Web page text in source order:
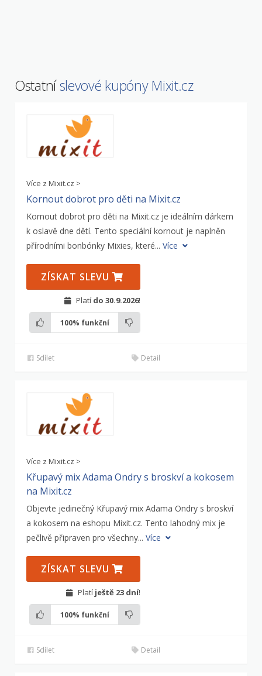
Ostatníslevové kupóny Mixit.cz
Více z Mixit.cz >
Kornout dobrot pro děti na Mixit.cz
Kornout dobrot pro děti na Mixit.cz je ideálním dárkem
k oslavě dne dětí. Tento speciální kornout je naplněn
přírodními bonbónky Mixies, které... Více
ZÍSKAT SLEVU
Platí do 30.9.2026!
100% funkční
Sdílet Detail
Více z Mixit.cz >
Křupavý mix Adama Ondry s broskví a kokosem
na Mixit.cz
Objevte jedinečný Křupavý mix Adama Ondry s broskví
a kokosem na eshopu Mixit.cz. Tento lahodný mix je
pečlivě připraven pro všechny... Více
ZÍSKAT SLEVU
Platí ještě 23 dní!
100% funkční
Sdílet Detail